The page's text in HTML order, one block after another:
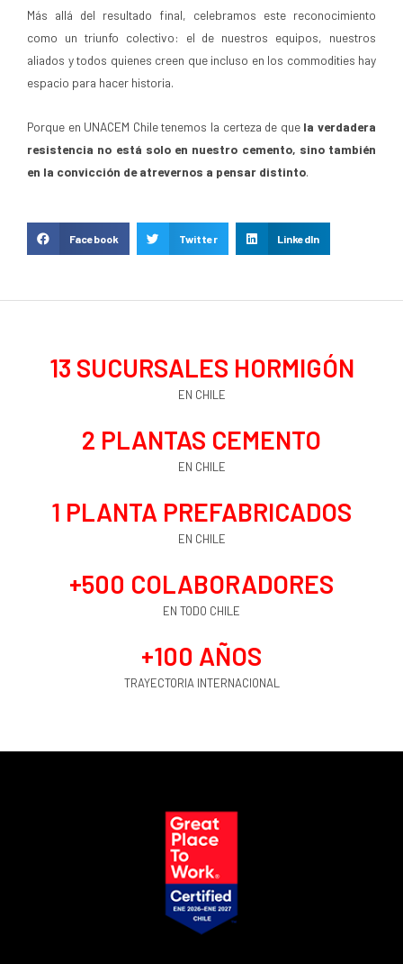
Más allá del resultado final, celebramos este reconocimiento
como un triunfo colectivo: el de nuestros equipos, nuestros
aliados y todos quienes creen que incluso en los commodities hay
espacio para hacer historia.
Porque en UNACEM Chile tenemos la certeza de que la verdadera
resistencia no está solo en nuestro cemento, sino también
en la convicción de atrevernos a pensar distinto.
Facebook Twitter LinkedIn
EN CHILE
13 SUCURSALES HORMIGÓN
EN CHILE
2 PLANTAS CEMENTO
EN CHILE
1 PLANTA PREFABRICADOS
EN TODO CHILE
+500 COLABORADORES
TRAYECTORIA INTERNACIONAL
+100 AÑOS